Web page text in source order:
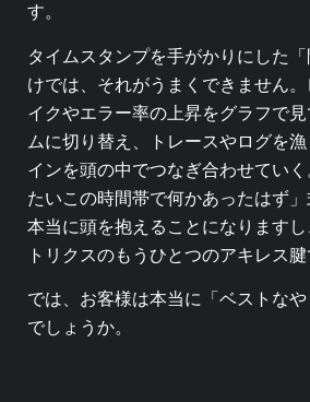
す。
タイムスタンプを手がかりにした
けでは、それがうまくできません
イクやエラー率の上昇をグラフで
ムに切り替え、トレースやログを
インを頭の中でつなぎ合わせてい
たいこの時間帯で何かあったはず」
本当に頭を抱えることになります
トリクスのもうひとつのアキレス腱
では、お客様は本当に「ベストな
でしょうか。